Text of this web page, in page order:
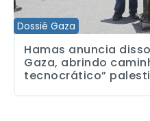
Dossiê Gaza
Hamas anuncia
Gaza, abrindo
tecnocrático”